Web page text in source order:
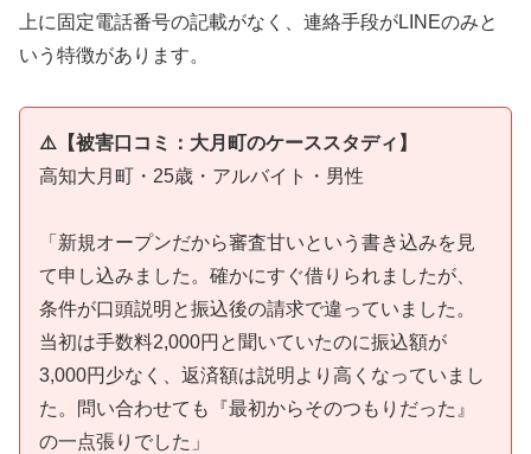
上に固定電話番号の記載がなく、連絡手段がLINEのみと
いう特徴があります。
⚠️【被害口コミ：大月町のケーススタディ】
高知大月町・25歳・アルバイト・男性
「新規オープンだから審査甘いという書き込みを見
て申し込みました。確かにすぐ借りられましたが、
条件が口頭説明と振込後の請求で違っていました。
当初は手数料2,000円と聞いていたのに振込額が
3,000円少なく、返済額は説明より高くなっていまし
た。問い合わせても『最初からそのつもりだった』
の一点張りでした」